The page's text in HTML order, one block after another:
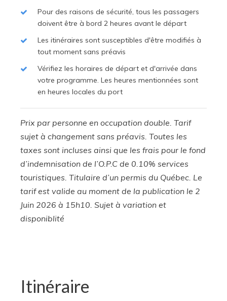
Pour des raisons de sécurité, tous les passagers
doivent être à bord 2 heures avant le départ
Les itinéraires sont susceptibles d'être modifiés à
tout moment sans préavis
Vérifiez les horaires de départ et d'arrivée dans
votre programme. Les heures mentionnées sont
en heures locales du port
Prix par personne en occupation double. Tarif
sujet à changement sans préavis. Toutes les
taxes sont incluses ainsi que les frais pour le fond
d’indemnisation de l’O.P.C de 0.10% services
touristiques. Titulaire d’un permis du Québec. Le
tarif est valide au moment de la publication le 2
Juin 2026 à 15h10. Sujet à variation et
disponiblité
Itinéraire